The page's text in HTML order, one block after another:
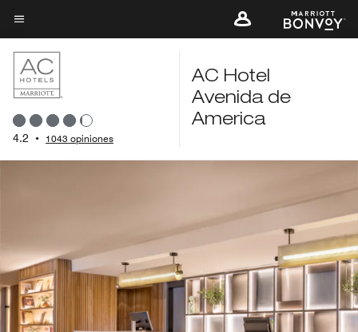
Skip
to
main
content
Texto del menú
4.2 • 1043 opiniones
AC Hotel
Avenida de
America